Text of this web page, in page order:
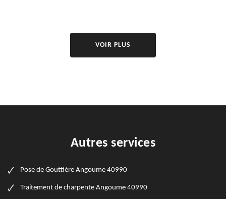
VOIR PLUS
Autres services
Pose de Gouttière Angoume 40990
Traitement de charpente Angoume 40990